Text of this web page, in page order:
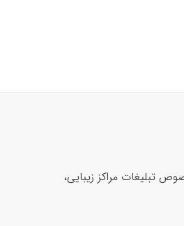
تبلیغات مراکز زیبایی،